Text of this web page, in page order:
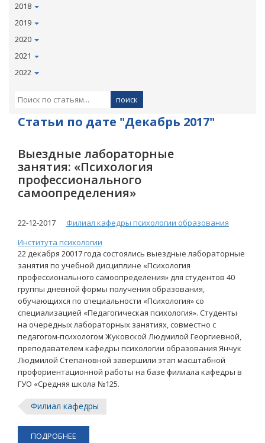
2018
2019
2020
2021
2022
Статьи по дате "Декабрь 2017"
Выездные лабораторные
занятия: «Психология
профессионального
самоопределения»
22-12-2017
Филиал кафедры психологии образования
Института психологии
22 декабря 20017 года состоялись выездные лабораторные
занятия по учебной дисциплине «Психология
профессионального самоопределения» для студентов 40
группы дневной формы получения образования,
обучающихся по специальности «Психология» со
специализацией «Педагогическая психология». Студенты
на очередных лабораторных занятиях, совместно с
педагогом-психологом Жуковской Людмилой Георгиевной,
преподавателем кафедры психологии образования Янчук
Людмилой Степановной завершили этап масштабной
профориентационной работы на базе филиала кафедры в
ГУО «Средняя школа №125.
Филиал кафедры
ПОДРОБНЕЕ